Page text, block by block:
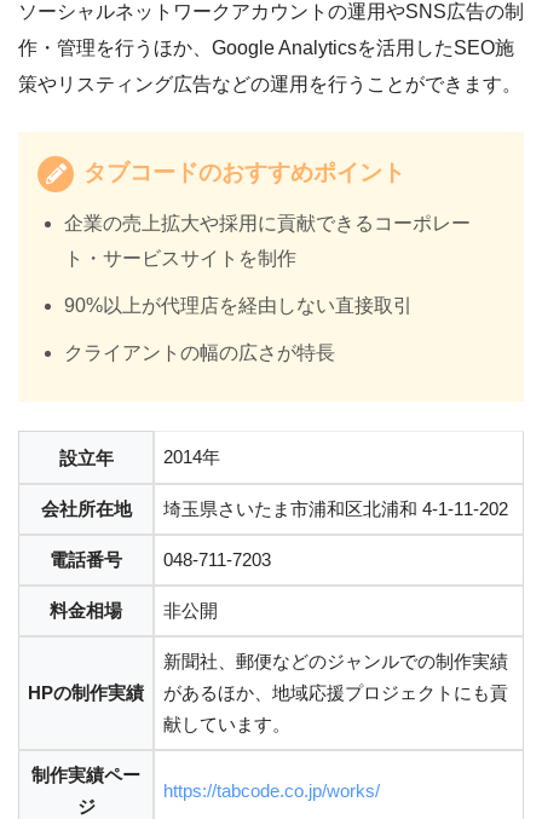
ソーシャルネットワークアカウントの運用やSNS広告の制
作・管理を行うほか、Google Analyticsを活用したSEO施
策やリスティング広告などの運用を行うことができます。
タブコードのおすすめポイント
企業の売上拡大や採用に貢献できるコーポレー
ト・サービスサイトを制作
90%以上が代理店を経由しない直接取引
クライアントの幅の広さが特長
設立年 2014年
会社所在地 埼玉県さいたま市浦和区北浦和 4-1-11-202
電話番号 048-711-7203
料金相場 非公開
HPの制作実績
新聞社、郵便などのジャンルでの制作実績
があるほか、地域応援プロジェクトにも貢
献しています。
制作実績ペー
ジ
https://tabcode.co.jp/works/